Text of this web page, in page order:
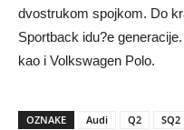
dvostrukom spojkom. Do
Sportback idu?e
kao i Volkswagen Polo.
OZNAKE Audi Q2 SQ2